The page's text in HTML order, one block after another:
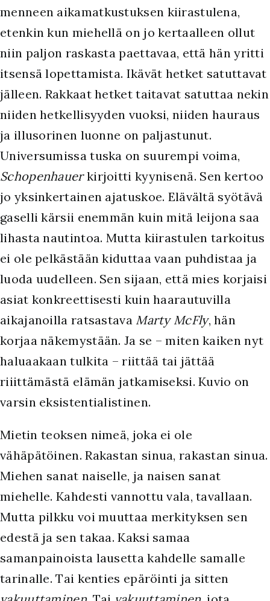
menneen aikamatkustuksen kiirastulena,
etenkin kun miehellä on jo kertaalleen ollut
niin paljon raskasta paettavaa, että hän yritti
itsensä lopettamista. Ikävät hetket satuttavat
jälleen. Rakkaat hetket taitavat satuttaa nekin
niiden hetkellisyyden vuoksi, niiden hauraus
ja illusorinen luonne on paljastunut.
Universumissa tuska on suurempi voima,
Schopenhauerkirjoitti kyynisenä. Sen kertoo
jo yksinkertainen ajatuskoe. Elävältä syötävä
gaselli kärsii enemmän kuin mitä leijona saa
lihasta nautintoa. Mutta kiirastulen tarkoitus
ei ole pelkästään kiduttaa vaan puhdistaa ja
luoda uudelleen. Sen sijaan, että mies korjaisi
asiat konkreettisesti kuin haarautuvilla
aikajanoilla ratsastava Marty McFly, hän
korjaa näkemystään. Ja se – miten kaiken nyt
haluaakaan tulkita – riittää tai jättää
riiittämästä elämän jatkamiseksi. Kuvio on
varsin eksistentialistinen.
Mietin teoksen nimeä, joka ei ole
vähäpätöinen. Rakastan sinua, rakastan sinua.
Miehen sanat naiselle, ja naisen sanat
miehelle. Kahdesti vannottu vala, tavallaan.
Mutta pilkku voi muuttaa merkityksen sen
edestä ja sen takaa. Kaksi samaa
samanpainoista lausetta kahdelle samalle
tarinalle. Tai kenties epäröinti ja sitten